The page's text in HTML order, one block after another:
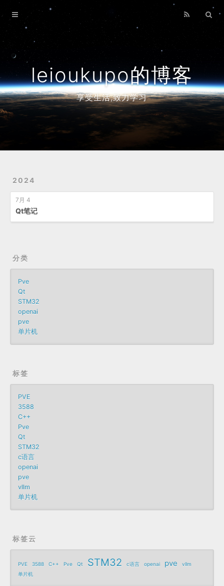
leioukupo的博客
享受生活,致力学习
2024
7月 4
Qt笔记
分类
Pve
Qt
STM32
openai
pve
单片机
标签
PVE
3588
C++
Pve
Qt
STM32
c语言
openai
pve
vllm
单片机
标签云
PVE 3588 C++ Pve Qt STM32 c语言 openai pve
vllm
单片机
Home